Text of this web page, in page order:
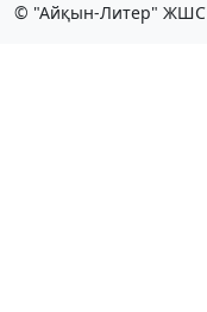
© "Айқын-Литер" ЖШС